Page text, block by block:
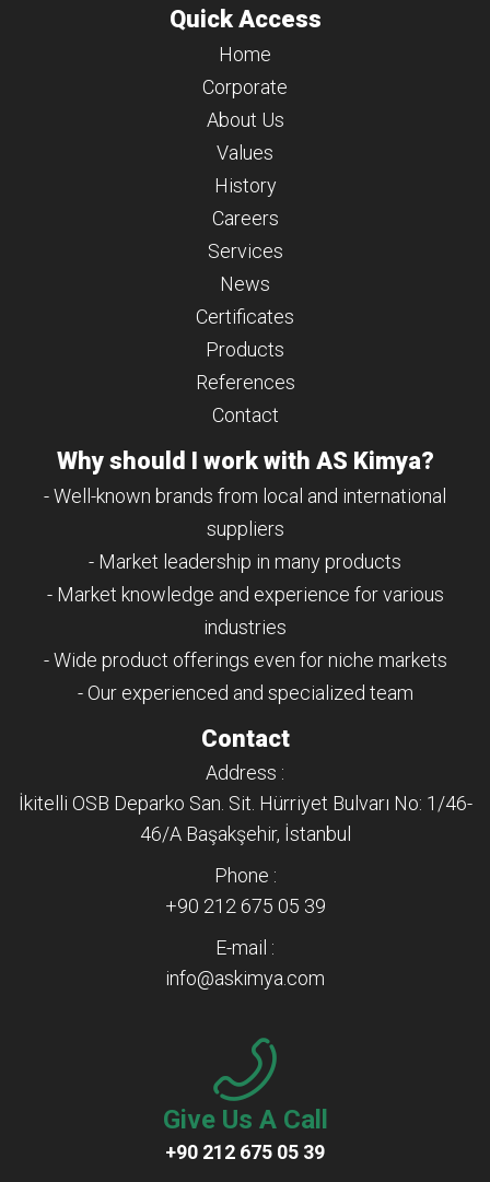
Quick Access
Home
Corporate
About Us
Values
History
Careers
Services
News
Certificates
Products
References
Contact
Why should I work with AS Kimya?
- Well-known brands from local and international
suppliers
- Market leadership in many products
- Market knowledge and experience for various
industries
- Wide product offerings even for niche markets
- Our experienced and specialized team
Contact
Address :
İkitelli OSB Deparko San. Sit. Hürriyet Bulvarı No: 1/46-
46/A Başakşehir, İstanbul
Phone :
+90 212 675 05 39
E-mail :
info@askimya.com
Give Us A Call
+90 212 675 05 39